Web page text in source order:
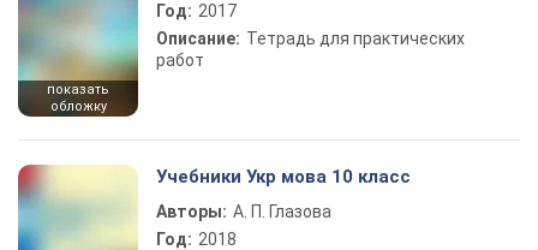
показать
обложку
Год: 2017
Описание: Тетрадь для практических
работ
Учебники Укр мова 10 класс
Авторы: А. П. Глазова
Год: 2018